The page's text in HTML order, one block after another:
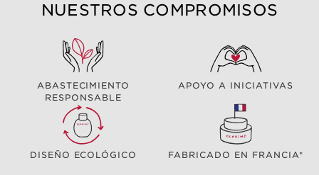
NUESTROS COMPROMISOS
ABASTECIMIENTO
RESPONSABLE
APOYO A INICIATIVAS
DISEÑO ECOLÓGICO FABRICADO EN FRANCIA*